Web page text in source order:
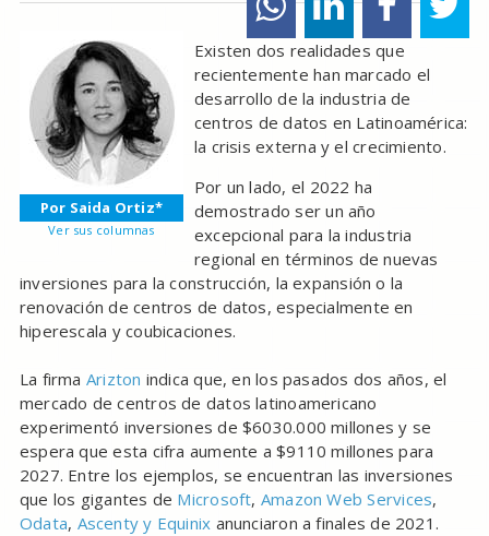
Por Saida Ortiz*
Ver sus columnas
Existen dos realidades que
recientemente han marcado el
desarrollo de la industria de
centros de datos en Latinoamérica:
la crisis externa y el crecimiento.
Por un lado, el 2022 ha
demostrado ser un año
excepcional para la industria
regional en términos de nuevas
inversiones para la construcción, la expansión o la
renovación de centros de datos, especialmente en
hiperescala y coubicaciones.
La firma Arizton indica que, en los pasados dos años, el
mercado de centros de datos latinoamericano
experimentó inversiones de $6030.000 millones y se
espera que esta cifra aumente a $9110 millones para
2027. Entre los ejemplos, se encuentran las inversiones
que los gigantes de Microsoft, Amazon Web Services,
Odata, Ascenty y Equinix anunciaron a finales de 2021.